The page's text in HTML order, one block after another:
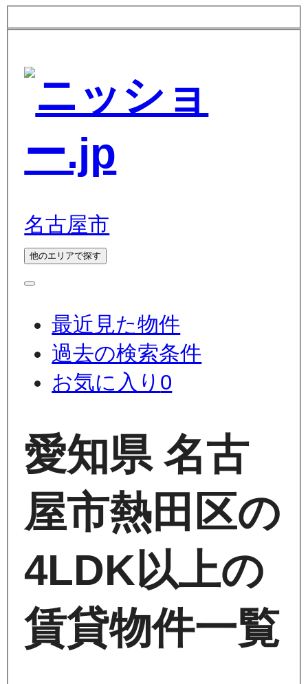
名古屋市
他のエリアで探す
最近見た物件
過去の検索条件
お気に入り 0
愛知県 名古
屋市熱田区の
4LDK以上の
賃貸物件一覧